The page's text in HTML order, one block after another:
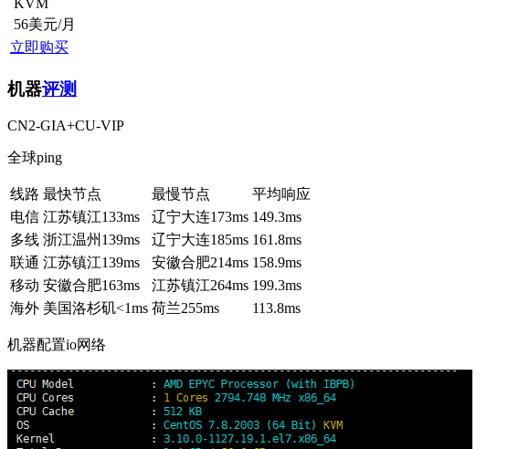
56美元/月
立即购买
机器评测
CN2-GIA+CU-VIP
全球ping
线路 最快节点 最慢节点
平均响应
电信 江苏镇江133ms 辽宁大连173ms 149.3ms
多线 浙江温州 139ms 辽宁大连185ms 161.8ms
联通 江苏镇江139ms 安徽合肥214ms 158.9ms
移动 安徽合肥163ms 江苏镇江264ms 199.3ms
海外 美国洛杉矶<1ms 荷兰255ms 113.8ms
机器配置io网络